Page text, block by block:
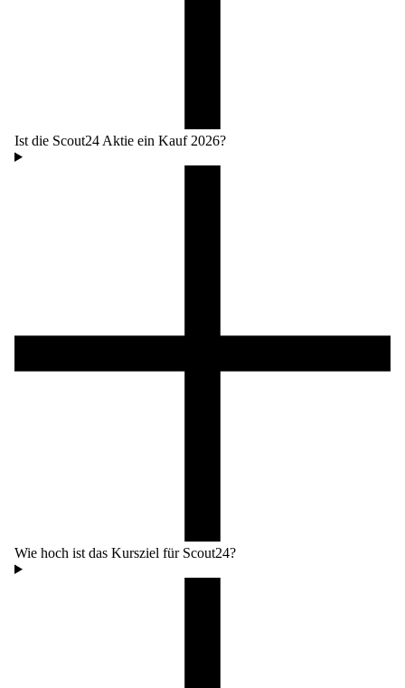
Ist die Scout24 Aktie ein Kauf 2026?
Wie hoch ist das Kursziel für Scout24?